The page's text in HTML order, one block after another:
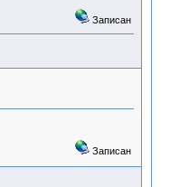
Записан
Записан